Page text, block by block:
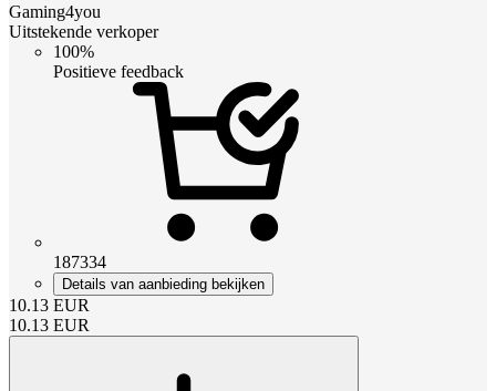
Gaming4you
Uitstekende verkoper
100%
Positieve feedback
187334
Details van aanbieding bekijken
10.13 EUR
10.13 EUR